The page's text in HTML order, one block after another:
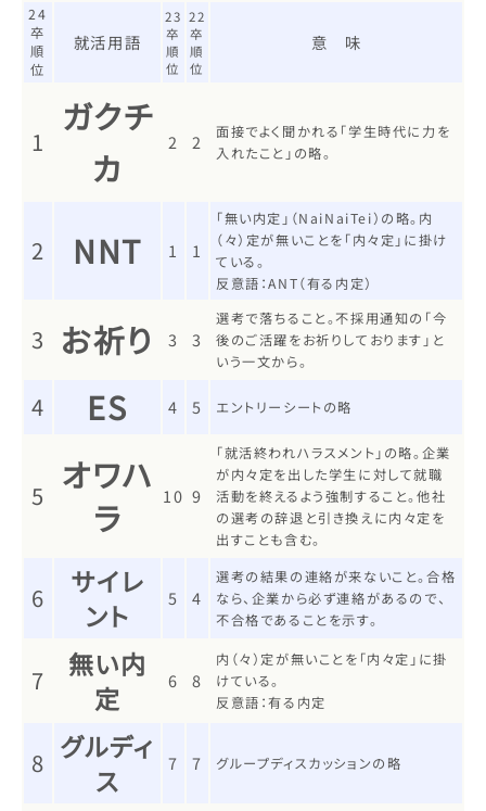
24
卒
順
位
就活用語
23
卒
順
位
22
卒
順
位
意 味
1
ガクチ
カ
2 2
面接でよく聞かれる「学生時代に力を
入れたこと」の略。
2 NNT 1 1
「無い内定」（NaiNaiTei）の略。内
（々）定が無いことを「内々定」に掛け
ている。
反意語：ANT（有る内定）
3 お祈り 3 3
選考で落ちること。不採用通知の「今
後のご活躍をお祈りしております」と
いう一文から。
4 ES 4 5 エントリーシートの略
5
オワハ
ラ
10 9
「就活終われハラスメント」の略。企業
が内々定を出した学生に対して就職
活動を終えるよう強制すること。他社
の選考の辞退と引き換えに内々定を
出すことも含む。
6
サイレ
ント
5 4
選考の結果の連絡が来ないこと。合格
なら、企業から必ず連絡があるので、
不合格であることを示す。
7
無い内
定
6 8
内（々）定が無いことを「内々定」に掛
けている。
反意語：有る内定
8 グルディ
ス
7 7 グループディスカッションの略